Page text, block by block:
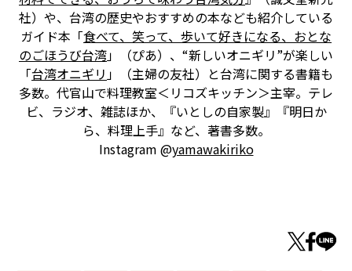
社）や、台湾の歴史やおすすめの本なども紹介している
ガイド本「食べて、笑って、歩いて好きになる、おとな
のごほうび台湾」（ぴあ）、“新しいオニギリ”が楽しい
「台湾オニギリ」（主婦の友社）と台湾に関する書籍も
多数。代官山で料理教室＜リコズキッチン＞主宰。テレ
ビ、ラジオ、雑誌ほか、『いとしの自家製』『明日か
ら、料理上手』など、著書多数。
Instagram @yamawakiriko